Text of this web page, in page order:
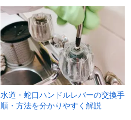
2
水道・蛇口ハンドルレバーの交換手
順・方法を分かりやすく解説